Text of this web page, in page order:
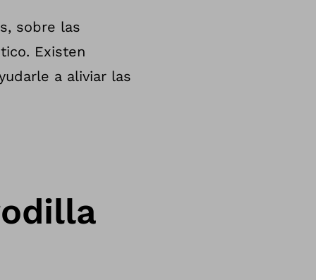
sobre las
Existen
a aliviar las